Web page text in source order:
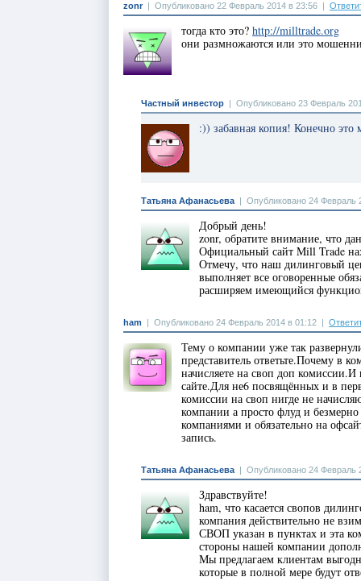
zonr| Опубликовано 22 Февраль 2014 в 23:56
тогда кто это? http://milltrade.org
они размножаются или это
Частный инвестор Опубликовано 23 Февраль
:)) забавная копия! Конечно
Татьяна Афанасьева Опубликовано 24 Февраль
Добрый день!
zonr, обратите внимание, что
Официальный сайт Mill Trade
Отмечу, что наш дилинговый
выполняет все оговоренные
расширяем имеющийся
ham Опубликовано 24 Февраль 2014 в 01:12
Тему о компании уже так
представитель ответьте.Почему в
начисляете на своп доп
сайте.Для не6 посвящённых и в
комиссии на своп нигде не
компании а просто флуд и
компаниями и обязательно на
запись.
Татьяна Афанасьева Опубликовано 24 Февраль
Здравствуйте!
ham, что касается свопов
компания действительно не
СВОП указан в пунктах и эта
стороны нашей компании
Мы предлагаем клиентам
которые в полной мере будут